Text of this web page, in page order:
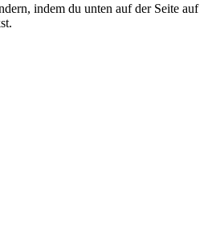
indem du unten auf der Seite auf